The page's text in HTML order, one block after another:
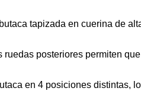
tapizada en cuerina de
posteriores permiten
en 4 posiciones